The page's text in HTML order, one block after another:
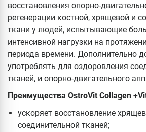
восстановления опорно-
регенерации костной, хрящевой и
ткани у людей, испытывающие
интенсивной нагрузки на
периода времени. Дополнительно
употреблять для оздоровления
тканей, и опорно-двигательного
Преимущества OstroVit Collagen
ускоряет восстановление
соединительной тканей;